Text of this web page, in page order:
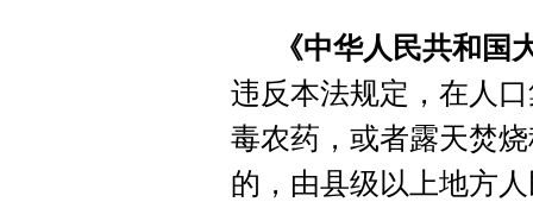
《中华人民共和国
违反本法规定，在人
毒农药，或者露天焚
的，由县级以上地方